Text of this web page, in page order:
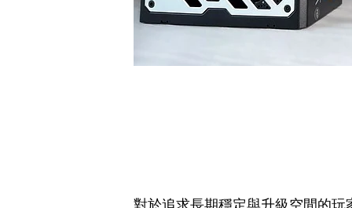
對於追求長期穩定與升級空間的